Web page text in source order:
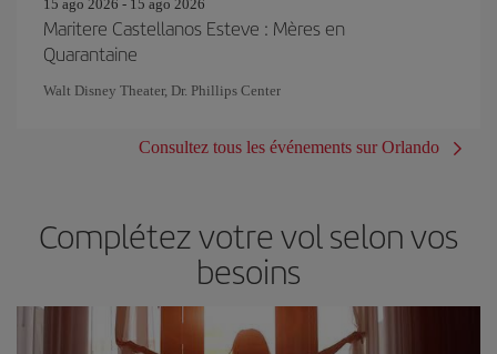
15 ago 2026 - 15 ago 2026
Maritere Castellanos Esteve : Mères en
Quarantaine
Walt Disney Theater, Dr. Phillips Center
Consultez tous les événements sur Orlando
Complétez votre vol selon vos
besoins